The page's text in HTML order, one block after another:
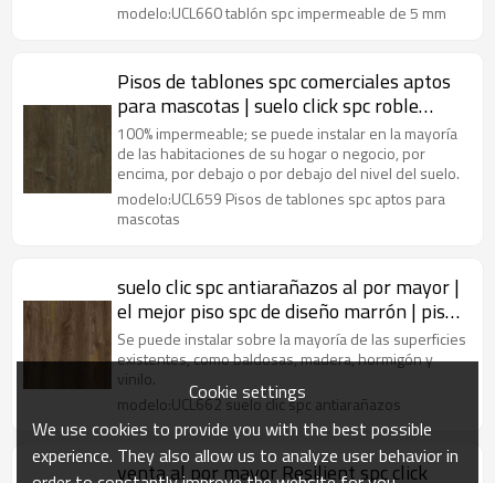
modelo:UCL660 tablón spc impermeable de 5 mm
Pisos de tablones spc comerciales aptos
para mascotas | suelo click spc roble
marrón| piso spc de nuevo diseño para
uso de dormitorio
100% impermeable; se puede instalar en la mayoría
de las habitaciones de su hogar o negocio, por
encima, por debajo o por debajo del nivel del suelo.
modelo:UCL659 Pisos de tablones spc aptos para
mascotas
suelo clic spc antiarañazos al por mayor |
el mejor piso spc de diseño marrón | piso
spc de superficie de madera para uso
doméstico
Se puede instalar sobre la mayoría de las superficies
existentes, como baldosas, madera, hormigón y
vinilo.
modelo:UCL662 suelo clic spc antiarañazos
venta al por mayor Resilient spc click
Cookie settings
We use cookies to provide you with the best possible
experience. They also allow us to analyze user behavior in